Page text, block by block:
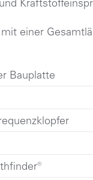
einer
Bauplatte